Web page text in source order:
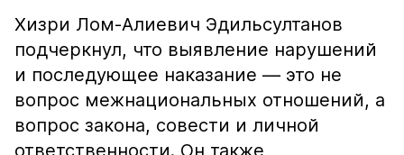
Хизри Лом-Алиевич Эдильсултанов
подчеркнул, что выявление нарушений
и последующее наказание — это не
вопрос межнациональных отношений, а
вопрос закона, совести и личной
ответственности. Он также